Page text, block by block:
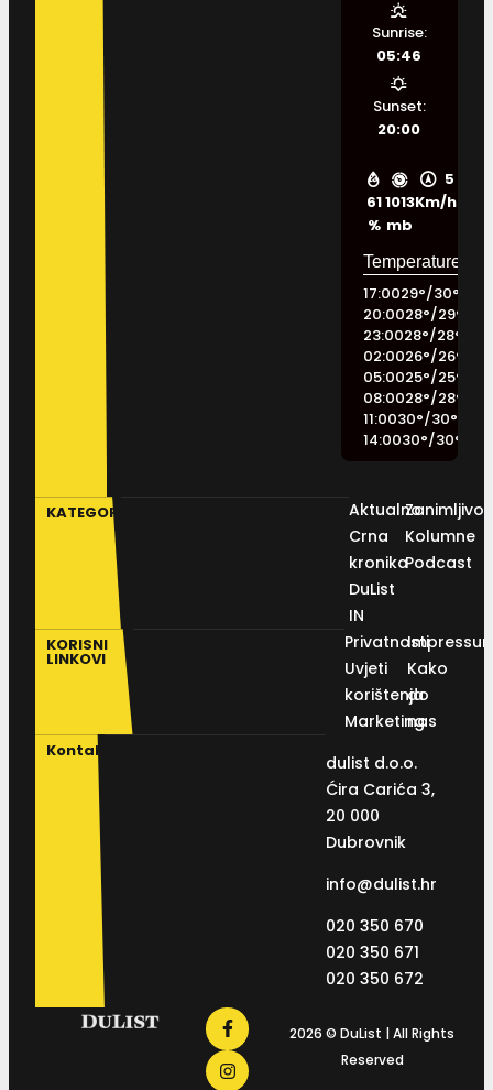
61
%
1013
mb
5
Km/h
Sunrise:
05:46
Sunset:
20:00
17:0029°/30°
20:0028°/29°
23:0028°/28°
02:0026°/26°
05:0025°/25°
08:0028°/28°
11:0030°/30°
14:0030°/30°
KATEGORIJE
Aktualno
Crna
kronika
DuList
IN
Kolumne
Podcast
KORISNI
LINKOVI
Privatnosti
Uvjeti
korištenja
Marketing
Kako
do
nas
Kontakt
dulist d.o.o.
Ćira Carića 3,
20 000
Dubrovnik
info@dulist.hr
020 350 670
020 350 671
020 350 672
2026 © DuList | All Rights
Reserved